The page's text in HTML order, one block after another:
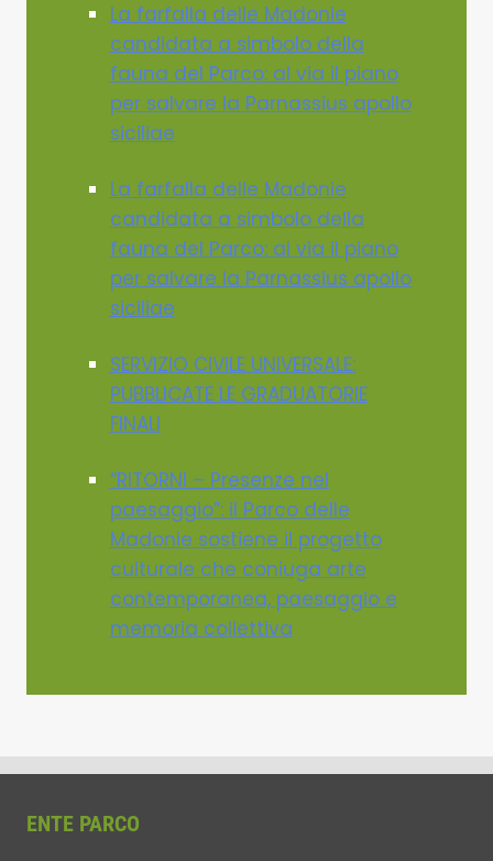
La farfalla delle Madonie
candidata a simbolo della
fauna del Parco: al via il piano
per salvare la Parnassius apollo
siciliae
La farfalla delle Madonie
candidata a simbolo della
fauna del Parco: al via il piano
per salvare la Parnassius apollo
siciliae
SERVIZIO CIVILE UNIVERSALE:
PUBBLICATE LE GRADUATORIE
FINALI
“RITORNI – Presenze nel
paesaggio”: il Parco delle
Madonie sostiene il progetto
culturale che coniuga arte
contemporanea, paesaggio e
memoria collettiva
ENTE PARCO